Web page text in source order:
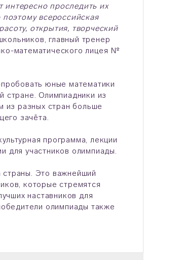
проследить их
всероссийская
открытия, творческий
главный тренер
математического лицея №
юные математики
Олимпиадники из
из разных стран больше
зачёта.
программа, лекции
для участников олимпиады.
Это важнейший
которые стремятся
наставников для
олимпиады также